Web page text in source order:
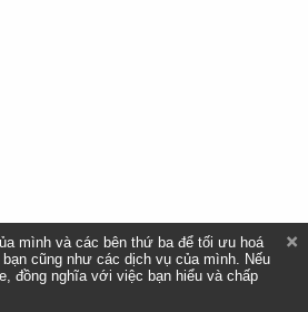
mình và các bên thứ ba để tối ưu hoá
cũng như các dịch vụ của mình. Nếu
đồng nghĩa với việc bạn hiểu và chấp